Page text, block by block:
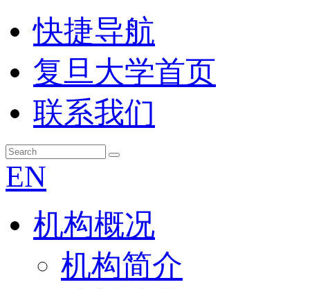
快捷导航
复旦大学首页
联系我们
EN
机构概况
机构简介